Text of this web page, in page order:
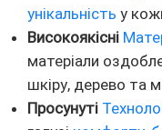
унікальність у
Високоякісні
матеріали
шкіру, дерево та
Просунуті